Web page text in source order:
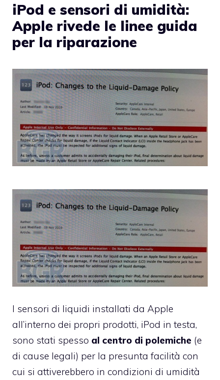
iPod e sensori di umidità:
Apple rivede le linee guida
per la riparazione
I sensori di liquidi installati da Apple
all’interno dei propri prodotti, iPod in testa,
sono stati spesso al centro di polemiche (e
di cause legali) per la presunta facilità con
cui si attiverebbero in condizioni di umidità